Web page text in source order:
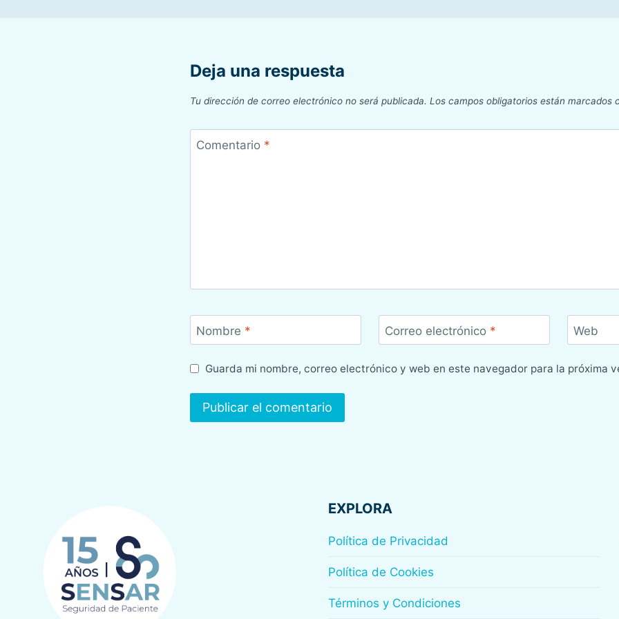
Deja una respuesta
Tu dirección de correo electrónico no será publicada. Los campos obligatorios están marcados
Comentario *
Nombre * Correo electrónico * Web
Guarda mi nombre, correo electrónico y web en este navegador para la próxima
EXPLORA
Política de Privacidad
Política de Cookies
Términos y Condiciones